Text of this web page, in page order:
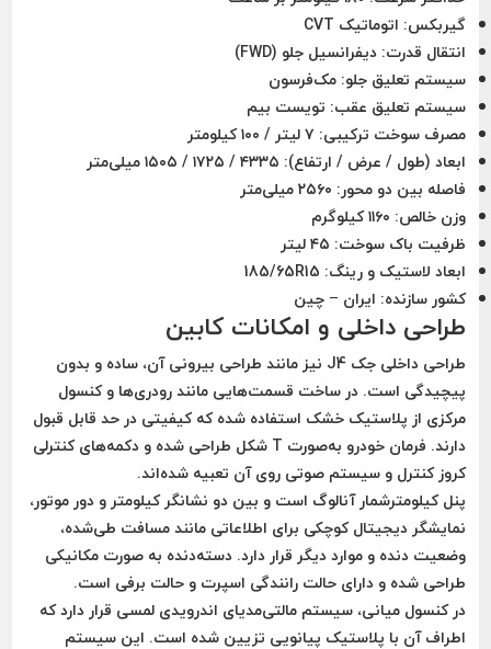
گیربکس: اتوماتیک CVT
انتقال قدرت: دیفرانسیل جلو (FWD)
سیستم تعلیق جلو: مک‌فرسون
سیستم تعلیق عقب: تویست بیم
مصرف سوخت ترکیبی:
ابعاد (طول / عرض / ارتفاع):
فاصله بین دو محور:
وزن خالص:
ظرفیت باک سوخت:
ابعاد لاستیک و رینگ:
کشور سازنده: ایران – چین
طراحی داخلی و امکانات کابین
طراحی داخلی جک J4 نیز مانند طراحی بیرونی آن، ساده و بدون
پیچیدگی است. در ساخت قسمت‌هایی مانند رودری‌ها و کنسول
مرکزی از پلاستیک خشک استفاده شده که کیفیتی در حد قابل قبول
دارند. فرمان خودرو به‌صورت T شکل
طراحی شده و دکمه‌های کنترلی
کروز کنترل و سیستم صوتی روی آن تعبیه شده‌اند.
پنل کیلومترشمار آنالوگ است و بین دو نشانگر کیلومتر و دور موتور،
نمایشگر دیجیتال کوچکی برای اطلاعاتی مانند مسافت طی‌شده،
وضعیت دنده و موارد دیگر قرار دارد. دسته‌دنده به صورتمکانیکی
طراحی شده و دارایحالت رانندگی اسپرت وحالت برفی است.
در کنسول میانی، سیستم مالتی‌مدیای اندرویدی لمسی قرار دارد که
اطراف آن با پلاستیک پیانویی تزیین شده است. این سیستم